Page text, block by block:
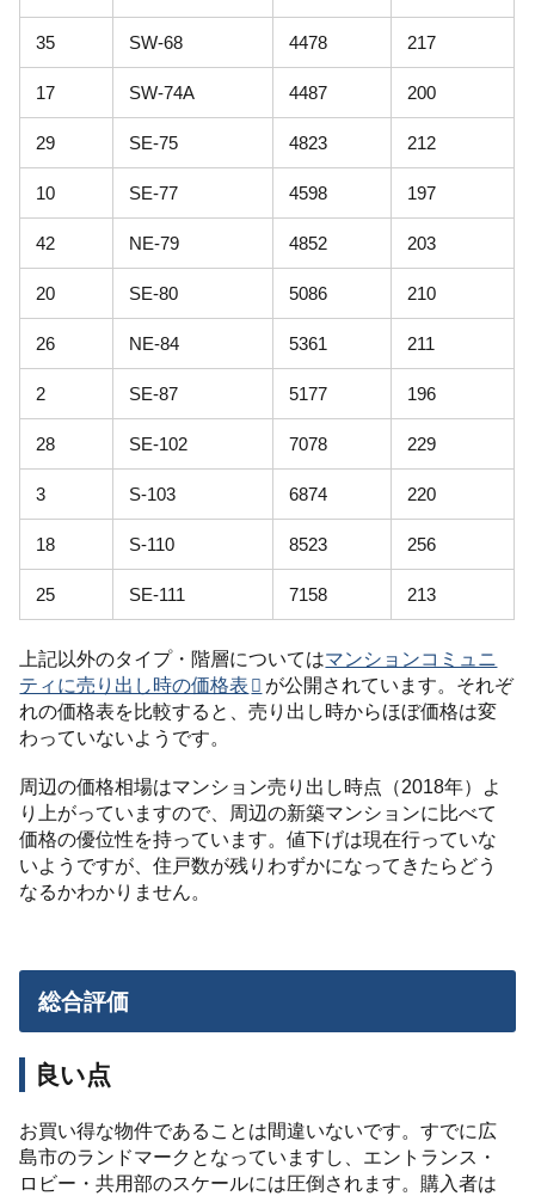
35 SW-68 4478 217
17 SW-74A 4487 200
29 SE-75 4823 212
10 SE-77 4598 197
42 NE-79 4852 203
20 SE-80 5086 210
26 NE-84 5361 211
2 SE-87 5177 196
28 SE-102 7078 229
3 S-103 6874 220
18 S-110 8523 256
25 SE-111 7158 213
上記以外のタイプ・階層についてはマンションコミュニ
ティに売り出し時の価格表
が公開されています。それぞ
れの価格表を比較すると、売り出し時からほぼ価格は変
わっていないようです。
周辺の価格相場はマンション売り出し時点（2018年）よ
り上がっていますので、周辺の新築マンションに比べて
価格の優位性を持っています。値下げは現在行っていな
いようですが、住戸数が残りわずかになってきたらどう
なるかわかりません。
総合評価
良い点
お買い得な物件であることは間違いないです。すでに広
島市のランドマークとなっていますし、エントランス・
ロビー・共用部のスケールには圧倒されます。購入者は